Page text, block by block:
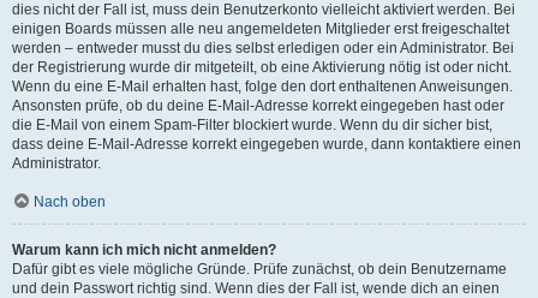
dies nicht der Fall ist, muss dein Benutzerkonto vielleicht aktiviert werden. Bei
einigen Boards müssen alle neu angemeldeten Mitglieder erst freigeschaltet
werden – entweder musst du dies selbst erledigen oder ein Administrator. Bei
der Registrierung wurde dir mitgeteilt, ob eine Aktivierung nötig ist oder nicht.
Wenn du eine E-Mail erhalten hast, folge den dort enthaltenen Anweisungen.
Ansonsten prüfe, ob du deine E-Mail-Adresse korrekt eingegeben hast oder
die E-Mail von einem Spam-Filter blockiert wurde. Wenn du dir sicher bist,
dass deine E-Mail-Adresse korrekt eingegeben wurde, dann kontaktiere einen
Administrator.
Nach oben
Warum kann ich mich nicht anmelden?
Dafür gibt es viele mögliche Gründe. Prüfe zunächst, ob dein Benutzername
und dein Passwort richtig sind. Wenn dies der Fall ist, wende dich an einen